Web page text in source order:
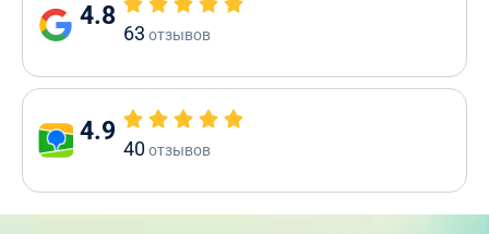
4.8
63 отзывов
4.9
40отзывов